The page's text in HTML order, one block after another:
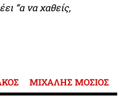
“α να χαθείς,
ΜΙΧΑΛΗΣ ΜΟΣΙΟΣ